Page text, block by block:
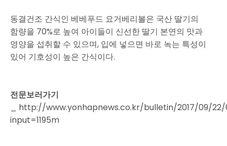
동결건조 간식인 베베푸드 요거베리볼은 국산 딸기의
함량을 70%로 높여 아이들이 신선한 딸기 본연의 맛과
영양을 섭취할 수 있으며, 입에 넣으면 바로 녹는 특성이
있어 기호성이 높은 간식이다.
전문보러가기
_ http://www.yonhapnews.co.kr/bulletin/2017/09/22/
input=1195m